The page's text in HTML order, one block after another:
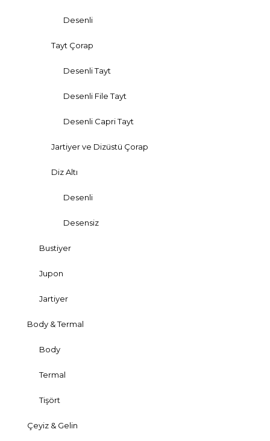
Desenli
Tayt Çorap
Desenli Tayt
Desenli File Tayt
Desenli Capri Tayt
Jartiyer ve Dizüstü Çorap
Diz Altı
Desenli
Desensiz
Bustiyer
Jupon
Jartiyer
Body & Termal
Body
Termal
Tişört
Çeyiz & Gelin